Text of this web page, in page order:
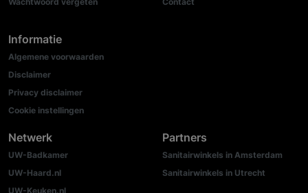
Informatie
Algemene voorwaarden
Disclaimer
Privacy disclaimer
Cookie instellingen
Netwerk
UW-Badkamer
UW-Haard.nl
UW-Keuken.nl
Partners
Sanitairwinkels in Amsterdam
Sanitairwinkels in Utrecht